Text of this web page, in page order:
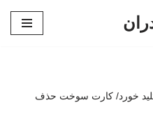
خورد/ کارت سوخت حذف